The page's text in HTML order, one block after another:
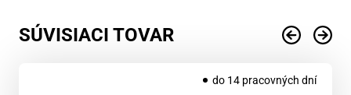
SÚVISIACI TOVAR
do 14 pracovných dní